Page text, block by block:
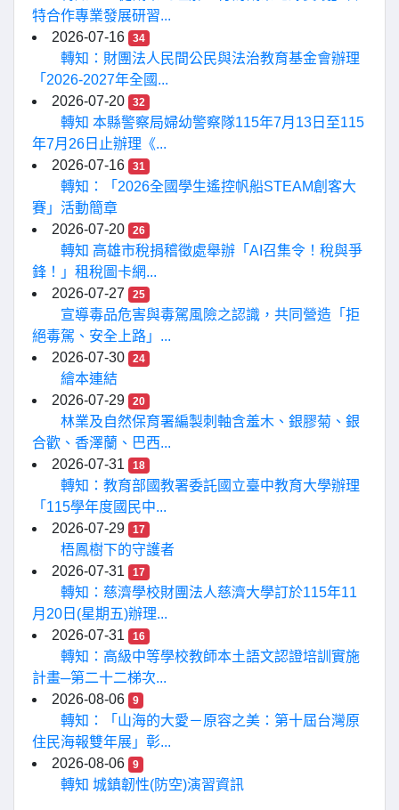
特合作專業發展研習...
2026-07-16
34
轉知：財團法人民間公民與法治教育基金會辦理
「2026-2027年全國...
2026-07-20
32
轉知 本縣警察局婦幼警察隊115年7月13日至115
年7月26日止辦理《...
2026-07-16
31
轉知：「2026全國學生遙控帆船STEAM創客大
賽」活動簡章
2026-07-20
26
轉知 高雄市稅捐稽徵處舉辦「AI召集令！稅與爭
鋒！」租稅圖卡網...
2026-07-27
25
宣導毒品危害與毒駕風險之認識，共同營造「拒
絕毒駕、安全上路」...
2026-07-30
24
繪本連結
2026-07-29
20
林業及自然保育署編製刺軸含羞木、銀膠菊、銀
合歡、香澤蘭、巴西...
2026-07-31
18
轉知：教育部國教署委託國立臺中教育大學辦理
「115學年度國民中...
2026-07-29
17
梧鳳樹下的守護者
2026-07-31
17
轉知：慈濟學校財團法人慈濟大學訂於115年11
月20日(星期五)辦理...
2026-07-31
16
轉知：高級中等學校教師本土語文認證培訓實施
計畫─第二十二梯次...
2026-08-06
9
轉知：「山海的大愛－原容之美：第十屆台灣原
住民海報雙年展」彰...
2026-08-06
9
轉知 城鎮韌性(防空)演習資訊